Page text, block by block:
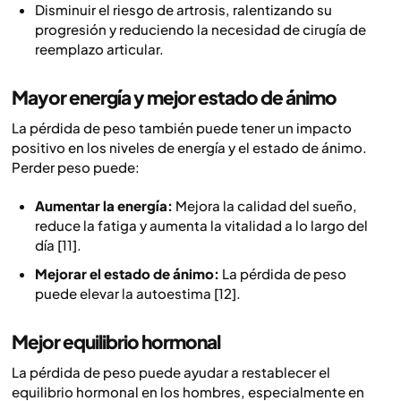
Disminuir el riesgo de artrosis, ralentizando su
progresión y reduciendo la necesidad de cirugía de
reemplazo articular.
Mayor energía y mejor estado de ánimo
La pérdida de peso también puede tener un impacto
positivo en los niveles de energía y el estado de ánimo.
Perder peso puede:
Aumentar la energía: Mejora la calidad del sueño,
reduce la fatiga y aumenta la vitalidad a lo largo del
día [11].
Mejorar el estado de ánimo: La pérdida de peso
puede elevar la autoestima [12].
Mejor equilibrio hormonal
La pérdida de peso puede ayudar a restablecer el
equilibrio hormonal en los hombres, especialmente en